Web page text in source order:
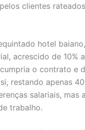
clientes
hotel
acrescido de
o contrato e
restando apenas
salariais, mas
trabalho.